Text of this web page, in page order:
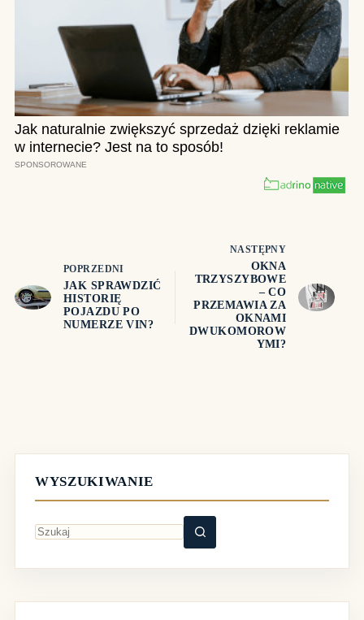
POPRZEDNI
JAK SPRAWDZIĆ
HISTORIĘ
POJAZDU PO
NUMERZE VIN?
NASTĘPNY
OKNA
TRZYSZYBOWE
– CO
PRZEMAWIA ZA
OKNAMI
DWUKOMOROW
YMI?
WYSZUKIWANIE
wyników